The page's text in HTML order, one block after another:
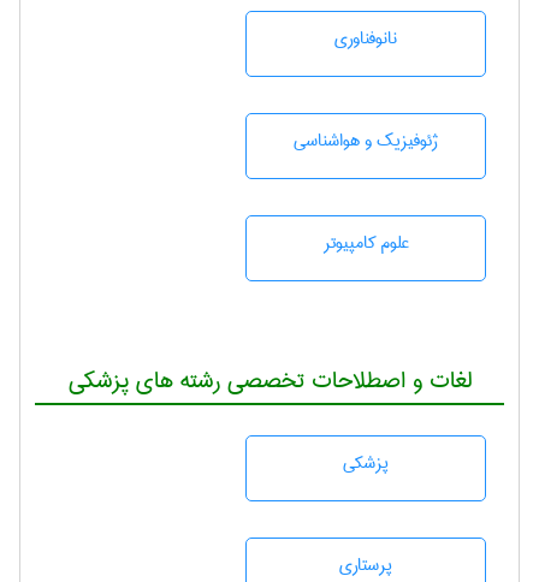
نانوفناوری
ژئوفيزيك و هواشناسی
علوم کامپیوتر
لغات و اصطلاحات تخصصی رشته های پزشکی
پزشكی
پرستاری